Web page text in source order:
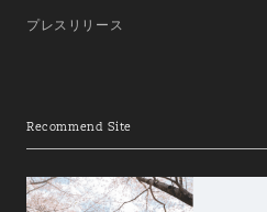
プレスリリース
Recommend Site